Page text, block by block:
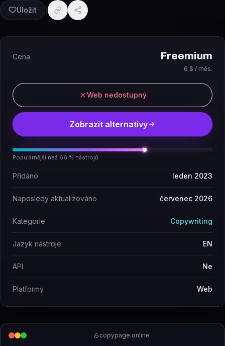
Uložit
copypage.online
Cena Freemium
6 $ / měs.
Web nedostupný
Zobrazit alternativy
Populárnější než 66 % nástrojů
Přidáno leden 2023
Naposledy aktualizováno červenec 2026
Kategorie Copywriting
Jazyk nástroje EN
API Ne
Platformy Web